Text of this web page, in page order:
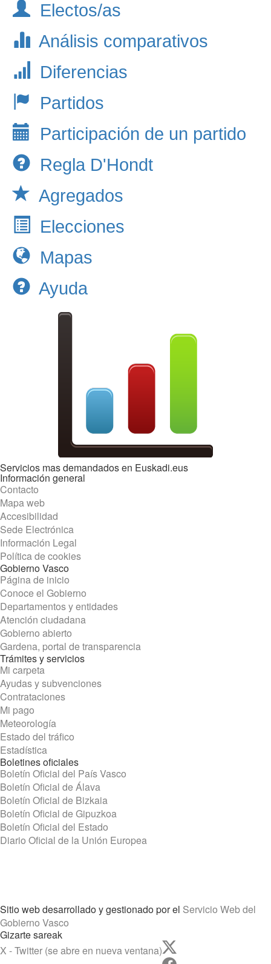
Electos/as
Análisis comparativos
Diferencias
Partidos
Participación de un partido
Regla D'Hondt
Agregados
Elecciones
Mapas
Ayuda
Servicios mas demandados en Euskadi.eus
Información general
Contacto
Mapa web
Accesibilidad
Sede Electrónica
Información Legal
Política de cookies
Gobierno Vasco
Página de inicio
Conoce el Gobierno
Departamentos y entidades
Atención ciudadana
Gobierno abierto
Gardena, portal de transparencia
Trámites y servicios
Mi carpeta
Ayudas y subvenciones
Contrataciones
Mi pago
Meteorología
Estado del tráfico
Estadística
Boletines oficiales
Boletín Oficial del País Vasco
Boletín Oficial de Álava
Boletín Oficial de Bizkaia
Boletín Oficial de Gipuzkoa
Boletín Oficial del Estado
Diario Oficial de la Unión Europea
Sitio web desarrollado y gestionado por el Servicio Web del
Gobierno Vasco
Gizarte sareak
X - Twitter (se abre en nueva ventana)